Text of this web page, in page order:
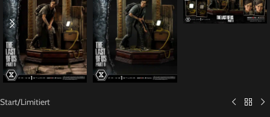
Start/Limitiert